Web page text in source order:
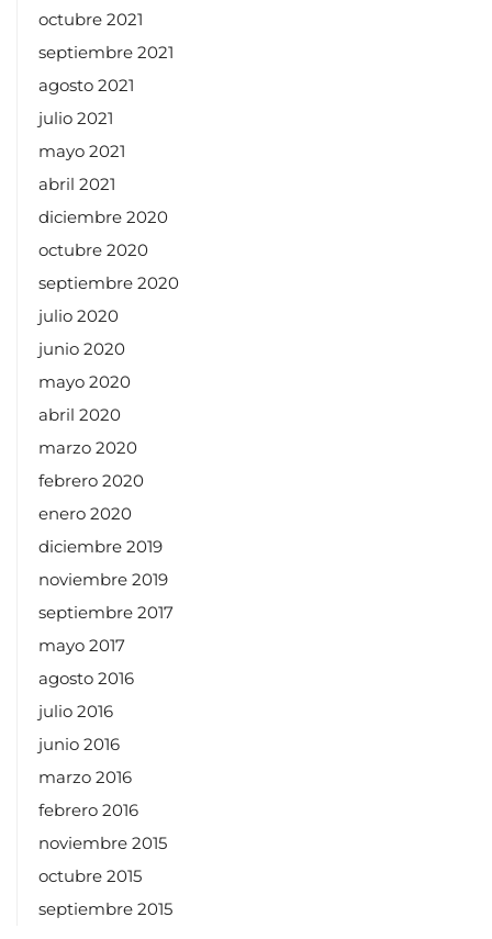
octubre 2021
septiembre 2021
agosto 2021
julio 2021
mayo 2021
abril 2021
diciembre 2020
octubre 2020
septiembre 2020
julio 2020
junio 2020
mayo 2020
abril 2020
marzo 2020
febrero 2020
enero 2020
diciembre 2019
noviembre 2019
septiembre 2017
mayo 2017
agosto 2016
julio 2016
junio 2016
marzo 2016
febrero 2016
noviembre 2015
octubre 2015
septiembre 2015